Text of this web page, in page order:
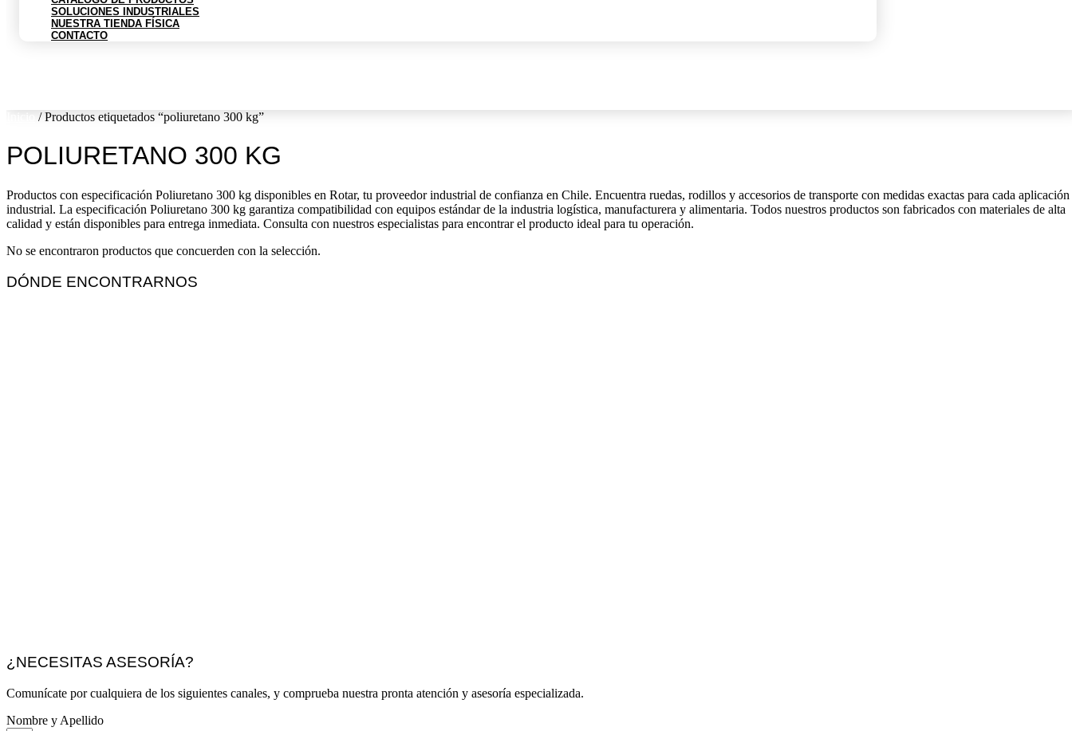
SOLUCIONES INDUSTRIALES
NUESTRA TIENDA FÍSICA
CONTACTO
/ Productos etiquetados “poliuretano 300 kg”
POLIURETANO 300 KG
Productos con especificación Poliuretano 300 kg disponibles en Rotar, tu proveedor industrial de confianza en Chile. Encuentra ruedas, rodillos y accesorios de transporte con medidas exactas para cada aplicación
industrial. La especificación Poliuretano 300 kg garantiza compatibilidad con equipos estándar de la industria logística, manufacturera y alimentaria. Todos nuestros productos son fabricados con materiales de alta
calidad y están disponibles para entrega inmediata. Consulta con nuestros especialistas para encontrar el producto ideal para tu operación.
No se encontraron productos que concuerden con la selección.
DÓNDE ENCONTRARNOS
¿NECESITAS ASESORÍA?
Comunícate por cualquiera de los siguientes canales, y comprueba nuestra pronta atención y asesoría especializada.
Nombre y Apellido